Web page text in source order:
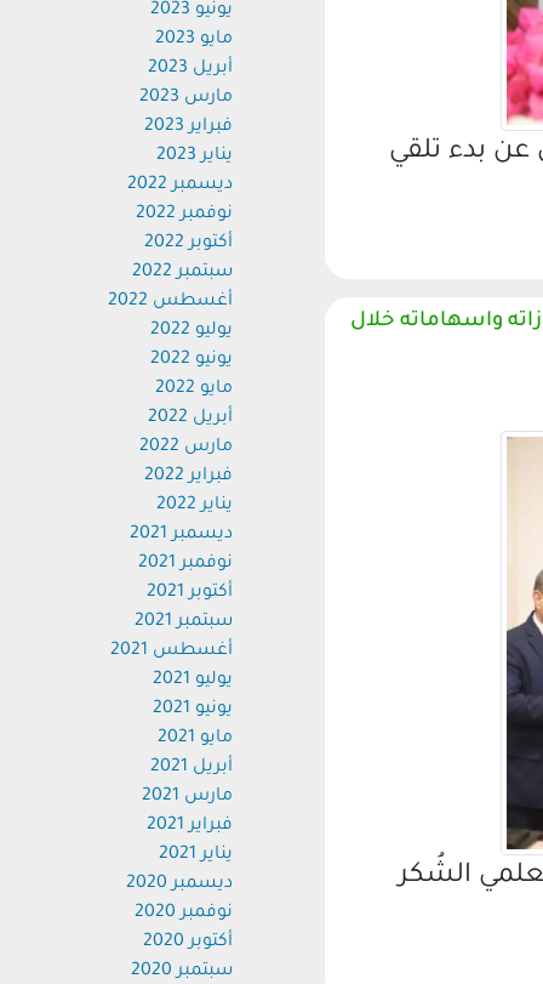
بدء تلقي
واسهاماته خلال
الشُكر
يونيو 2023
مايو 2023
أبريل 2023
مارس 2023
فبراير 2023
يناير 2023
ديسمبر 2022
نوفمبر 2022
أكتوبر 2022
سبتمبر 2022
أغسطس 2022
يوليو 2022
يونيو 2022
مايو 2022
أبريل 2022
مارس 2022
فبراير 2022
يناير 2022
ديسمبر 2021
نوفمبر 2021
أكتوبر 2021
سبتمبر 2021
أغسطس 2021
يوليو 2021
يونيو 2021
مايو 2021
أبريل 2021
مارس 2021
فبراير 2021
يناير 2021
ديسمبر 2020
نوفمبر 2020
أكتوبر 2020
سبتمبر 2020